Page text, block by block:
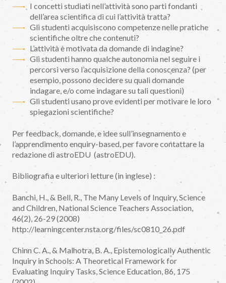
I concetti studiati nell’attività sono parti fondanti
dell’area scientifica di cui l’attività tratta?
Gli studenti acquisiscono competenze nelle pratiche
scientifiche oltre che contenuti?
L’attività è motivata da domande di indagine?
Gli studenti hanno qualche autonomia nel seguire i
percorsi verso l’acquisizione della conoscenza? (per
esempio, possono decidere su quali domande
indagare, e/o come indagare su tali questioni)
Gli studenti usano prove evidenti per motivare le loro
spiegazioni scientifiche?
Per feedback, domande, e idee sull’insegnamento e
l’apprendimento enquiry-based, per favore contattare la
redazione di astroEDU (astroEDU).
Bibliografia e ulteriori letture (in inglese) :
Banchi, H., & Bell, R., The Many Levels of Inquiry, Science
and Children, National Science Teachers Association,
46(2), 26-29 (2008)
http://learningcenter.nsta.org/files/sc0810_26.pdf
Chinn C. A., & Malhotra, B. A., Epistemologically Authentic
Inquiry in Schools: A Theoretical Framework for
Evaluating Inquiry Tasks, Science Education, 86, 175